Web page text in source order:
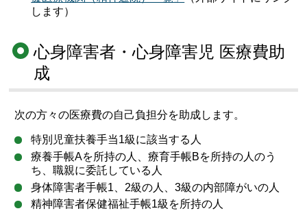
します）
心身障害者・心身障害児 医療費助
成
次の方々の医療費の自己負担分を助成します。
特別児童扶養手当1級に該当する人
療養手帳Aを所持の人、療育手帳Bを所持の人のう
ち、職親に委託している人
身体障害者手帳1、2級の人、3級の内部障がいの人
精神障害者保健福祉手帳1級を所持の人